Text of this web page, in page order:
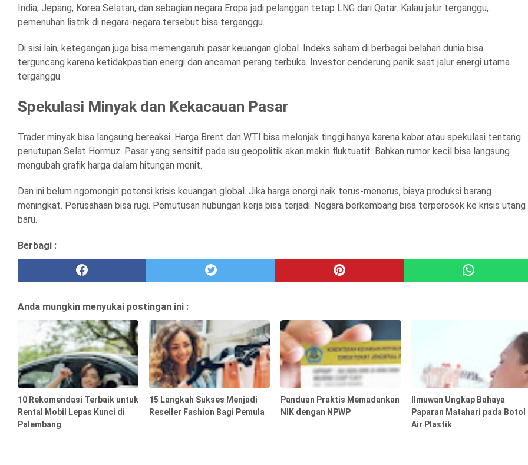
India, Jepang, Korea Selatan, dan sebagian negara Eropa jadi pelanggan tetap LNG dari Qatar. Kalau jalur terganggu,
pemenuhan listrik di negara-negara tersebut bisa terganggu.
Di sisi lain, ketegangan juga bisa memengaruhi pasar keuangan global. Indeks saham di berbagai belahan dunia bisa
terguncang karena ketidakpastian energi dan ancaman perang terbuka. Investor cenderung panik saat jalur energi utama
terganggu.
Spekulasi Minyak dan Kekacauan Pasar
Trader minyak bisa langsung bereaksi. Harga Brent dan WTI bisa melonjak tinggi hanya karena kabar atau spekulasi tentang
penutupan Selat Hormuz. Pasar yang sensitif pada isu geopolitik akan makin fluktuatif. Bahkan rumor kecil bisa langsung
mengubah grafik harga dalam hitungan menit.
Dan ini belum ngomongin potensi krisis keuangan global. Jika harga energi naik terus-menerus, biaya produksi barang
meningkat. Perusahaan bisa rugi. Pemutusan hubungan kerja bisa terjadi. Negara berkembang bisa terperosok ke krisis utang
baru.
Berbagi :
Anda mungkin menyukai postingan ini :
10 Rekomendasi Terbaik untuk
Rental Mobil Lepas Kunci di
Palembang
15 Langkah Sukses Menjadi
Reseller Fashion Bagi Pemula
Panduan Praktis Memadankan
NIK dengan NPWP
Ilmuwan Ungkap Bahaya
Paparan Matahari pada Botol
Air Plastik